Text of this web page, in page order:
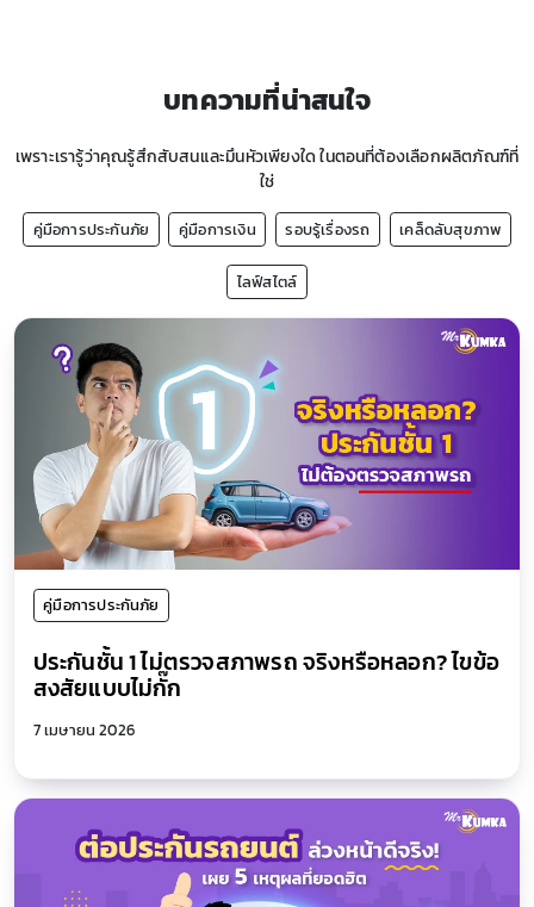
บทความที่น่าสนใจ
เพราะเรารู้ว่าคุณรู้สึกสับสนและมึนหัวเพียงใด ในตอนที่ต้องเลือกผลิตภัณฑ์ที่
ใช่
คู่มือการประกันภัย คู่มือการเงิน รอบรู้เรื่องรถ เคล็ดลับสุขภาพ
ไลฟ์สไตล์
คู่มือการประกันภัย
ประกันชั้น 1 ไม่ตรวจสภาพรถ จริงหรือหลอก? ไขข้อ
สงสัยแบบไม่กั๊ก
7 เมษายน 2026